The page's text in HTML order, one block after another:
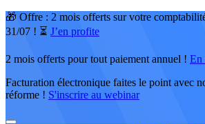
🎁 Offre : 2 mois offerts sur votre
31/07 ! ⏳ J’en profite
2 mois offerts pour tout paiement annuel ! En
Facturation électronique faites le point avec
réforme ! S'inscrire au webinar